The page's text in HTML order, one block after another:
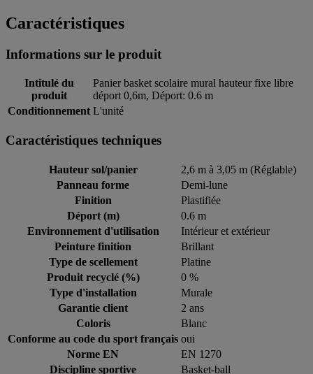
Caractéristiques
Informations sur le produit
Intitulé du
produit
Panier basket scolaire mural hauteur fixe libre
déport 0,6m, Déport: 0.6 m
Conditionnement L'unité
Caractéristiques techniques
Hauteur sol/panier
2,6 m à 3,05 m (Réglable)
Panneau forme
Demi-lune
Finition
Plastifiée
Déport (m)
0.6 m
Environnement d'utilisation
Intérieur et extérieur
Peinture finition
Brillant
Type de scellement
Platine
Produit recyclé (%)
0 %
Type d'installation
Murale
Garantie client
2 ans
Coloris
Blanc
Conforme au code du sport français oui
Norme EN
EN 1270
Discipline sportive
Basket-ball